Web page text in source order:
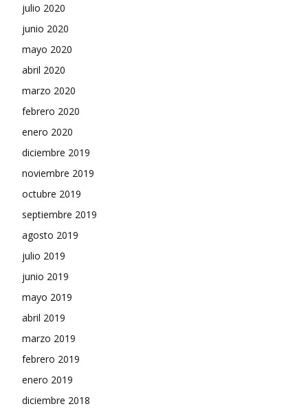
julio 2020
junio 2020
mayo 2020
abril 2020
marzo 2020
febrero 2020
enero 2020
diciembre 2019
noviembre 2019
octubre 2019
septiembre 2019
agosto 2019
julio 2019
junio 2019
mayo 2019
abril 2019
marzo 2019
febrero 2019
enero 2019
diciembre 2018